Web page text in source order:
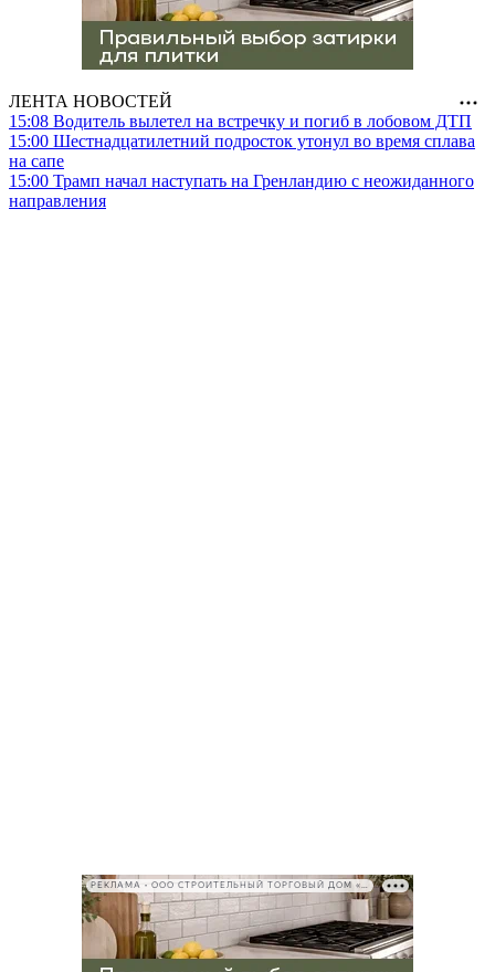
ЛЕНТА НОВОСТЕЙ
15:08 Водитель вылетел на встречку и погиб в лобовом ДТП
15:00 Шестнадцатилетний подросток утонул во время сплава
на сапе
15:00 Трамп начал наступать на Гренландию с неожиданного
направления
РЕКЛАМА • ООО СТРОИТЕЛЬНЫЙ ТОРГОВЫЙ ДОМ «ПЕТРОВИЧ», ИНН 7802348846